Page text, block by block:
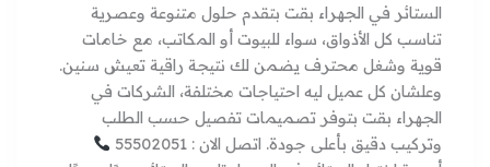
الستائر في الجهراء بقت بتقدم حلول متنوعة وعصرية
تناسب كل الأذواق، سواء للبيوت أو المكاتب، مع خامات
قوية وشغل محترف يضمن لك نتيجة راقية تعيش سنين.
وعلشان كل عميل ليه احتياجات مختلفة، الشركات في
الجهراء بقت بتوفر تصميمات تفصيل حسب الطلب
وتركيب دقيق بأعلى جودة. اتصل الان : 55502051